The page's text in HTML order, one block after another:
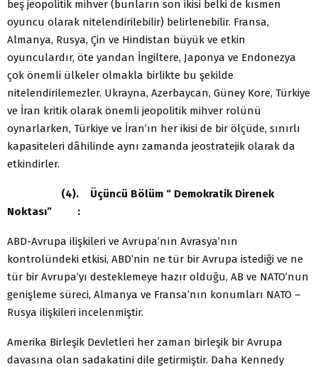
beş jeopolitik mihver (bunların son ikisi belki de kısmen
oyuncu olarak nitelendirilebilir) belirlenebilir. Fransa,
Almanya, Rusya, Çin ve Hindistan büyük ve etkin
oyunculardır, öte yandan İngiltere, Japonya ve Endonezya
çok önemli ülkeler olmakla birlikte bu şekilde
nitelendirilemezler. Ukrayna, Azerbaycan, Güney Kore, Türkiye
ve İran kritik olarak önemli jeopolitik mihver rolünü
oynarlarken, Türkiye ve İran’ın her ikisi de bir ölçüde, sınırlı
kapasiteleri dâhilinde aynı zamanda jeostratejik olarak da
etkindirler.
(4). Üçüncü Bölüm “ Demokratik Direnek
Noktası” :
ABD-Avrupa ilişkileri ve Avrupa’nın Avrasya’nın
kontrolündeki etkisi, ABD’nin ne tür bir Avrupa istediği ve ne
tür bir Avrupa’yı desteklemeye hazır olduğu, AB ve NATO’nun
genişleme süreci, Almanya ve Fransa’nın konumları NATO –
Rusya ilişkileri incelenmiştir.
Amerika Birleşik Devletleri her zaman birleşik bir Avrupa
davasına olan sadakatini dile getirmiştir. Daha Kennedy